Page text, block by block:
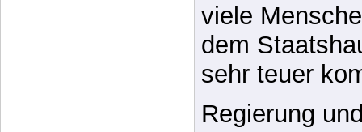
Ein Crash
den wir
viele
dem